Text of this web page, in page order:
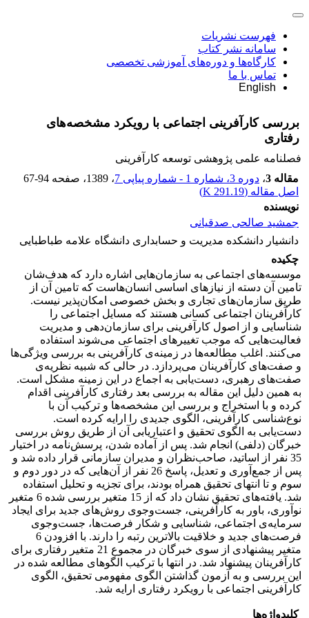
فهرست نشریات
سامانه نشر کتاب
کارگاه‌ها و دوره‌های آموزشی تخصصی
تماس با ما
English
بررسی کارآفرینی اجتماعی با رویکرد مشخصه‌های
رفتاری
فصلنامه علمی پژوهشی توسعه کارآفرینی
مقاله 3
، دوره 3، شماره 1 - شماره پیاپی 7 ، 1389 ، صفحه 67-94
اصل مقاله (291.19 K
)
نویسنده
جمشید صالحی صدقیانی
دانشیار دانشکده مدیریت و حسابداری دانشگاه علامه طباطبایی
چکیده
موسسه‌های اجتماعی به سازمان‌هایی اشاره دارد که هدف‌شان
تامین آن دسته از نیازهای اساسی انسان‌هاست که تامین آن از
طریق سازمان‌های تجاری و بخش خصوصی امکان‌پذیر نیست.
کارآفرینان اجتماعی کسانی هستند که مسایل اجتماعی را
شناسایی و از اصول کارآفرینی برای سازمان‌دهی و مدیریت
فعالیت‌هایی که موجب تغییرهای اجتماعی می‌شوند استفاده
می‌کنند. اغلب مطالعه‌ها در زمینه‌ی کارآفرینی به بررسی ویژگی‌ها
و صفت‌های کارآفرینان می‌پردازد. در حالی که شبیه نظریه‌ی
صفت‌های رهبری، دست‌یابی به اجماع در این زمینه مشکل است.
به همین دلیل این مقاله به بررسی بعد رفتاری کارآفرینی اقدام
کرده و با استخراج و بررسی این مشخصه‌ها و ترکیب آن با
نوع‌شناسی کارآفرینی، الگوی جدیدی را ارایه کرده است.
دست‌یابی به الگوی تحقیق و اعتباریابی آن از طریق روش بررسی
خبرگان (دلفی) انجام شد. پس از آماده شدن، پرسش‌نامه در اختیار
35 نفر از اساتید، صاحب‌نظران و مدیران سازمانی قرار داده شد و
پس از جمع‌آوری و تعدیل، پاسخ 26 نفر از آن‌هایی که در دور دوم و
سوم و تا انتهای تحقیق همراه بودند، برای تجزیه و تحلیل استفاده
شد. یافته‌های تحقیق نشان داد که از 15 متغیر بررسی شده 6 متغیر
نوآوری، باور به کارآفرینی، جست‌وجوی ‏روش‌های جدید برای ایجاد
سرمایه‌ی اجتماعی، شناسایی و شکار فرصت‌ها، جست‌وجوی
فرصت‌های جدید و ‏خلاقیت بالاترین رتبه را دارند. با افزودن 6
متغیر پیشنهادی از سوی خبرگان در مجموع 21 متغیر رفتاری ‏برای
کارآفرینان پیشنهاد شد. در انتها با ترکیب الگوهای مطالعه شده در
این بررسی و به آزمون گذاشتن الگوی مفهومی ‏تحقیق، الگوی
کارآفرینی اجتماعی با رویکرد رفتاری ارایه شد.
کلیدواژه‌ها